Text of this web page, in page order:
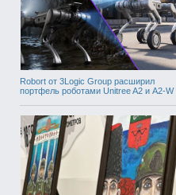
Robort от 3Logic Group расширил
портфель роботами Unitree A2 и A2-W